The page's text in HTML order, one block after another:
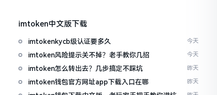
imtoken中文版下载
imtokenkycb级认证要多久 今天
imtoken风险提示关不掉？老手教你几招 今天
imtoken怎么转出去？几步搞定不踩坑 昨天
imtoken钱包官方网址app下载入口在哪 昨天